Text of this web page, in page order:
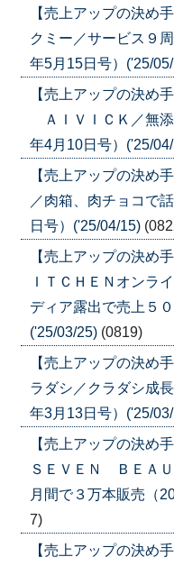
【売上アップの決
クミー／サービス９
年5月15日号）('25/
【売上アップの決め
ＡＩＶＩＣＫ／無
年4月10日号）('25/
【売上アップの決
／肉箱、肉チョコで
日号）('25/04/15)
【売上アップの決
ＩＴＣＨＥＮオンラ
ディア露出で売上５
('25/03/25) (0819)
【売上アップの決
ラダシ／クラダシ成
年3月13日号）('25/
【売上アップの決
ＳＥＶＥＮ ＢＥＡ
月間で３万本販売（
7)
【売上アップの決